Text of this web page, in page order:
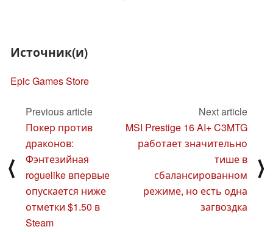
Источник(и)
Epic Games Store
⟨
Previous article
Покер против
драконов:
Фэнтезийная
roguelike впервые
опускается ниже
отметки $1.50 в
Steam
Next article
MSI Prestige 16 AI+ C3MTG
работает значительно
тише в
сбалансированном
режиме, но есть одна
загвоздка
⟩